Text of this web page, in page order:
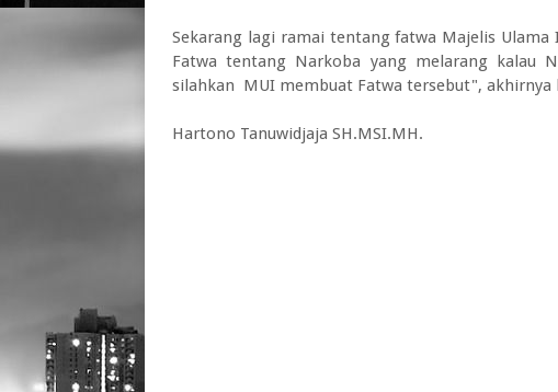
Sekarang lagi ramai tentang fatwa Majelis
Fatwa tentang Narkoba yang melarang
silahkan MUI membuat Fatwa tersebut", akhirnya
Hartono Tanuwidjaja SH.MSI.MH.